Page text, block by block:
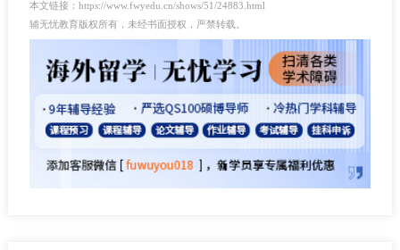
本文链接：https://www.fwyedu.cn/shows/51/24883.html
辅无忧教育版权所有，未经书面授权，严禁转载。